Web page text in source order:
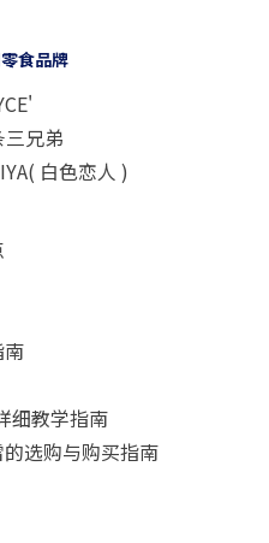
食品牌
三兄弟
白色恋人 )
细教学指南
选购与购买指南